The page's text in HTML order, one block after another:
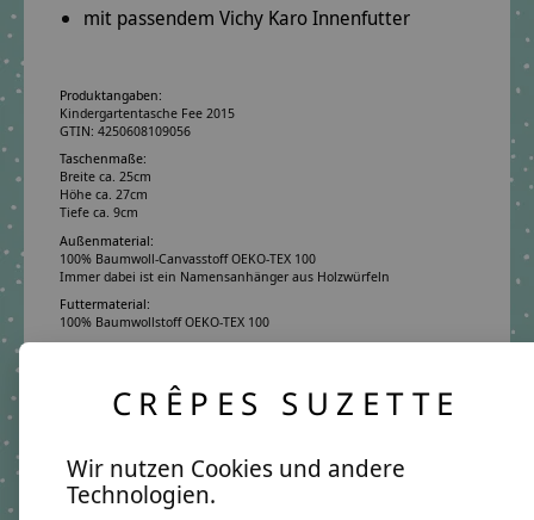
mit passendem Vichy Karo Innenfutter
Produktangaben:
Kindergartentasche Fee 2015
GTIN: 4250608109056
Taschenmaße:
Breite ca. 25cm
Höhe ca. 27cm
Tiefe ca. 9cm
Außenmaterial:
100% Baumwoll-Canvasstoff OEKO-TEX 100
Immer dabei ist ein Namensanhänger aus Holzwürfeln
Futtermaterial:
100% Baumwollstoff OEKO-TEX 100
Sicherheitshinweise:
Die angehangenen Holzwürfel sind nicht für Kinder unter 3 Jahren
Angaben zum Hersteller:
crêpes suzette GmbH & Co. KG
Sülzburgstraße 108
CRÊPES SUZETTE
Wir nutzen Cookies und andere
Technologien.